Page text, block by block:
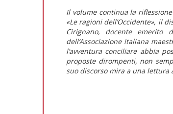
Il volume continua la
«Le ragioni dell’Occidente», il
Cirignano, docente emerito
dell’Associazione italiana
l’avventura conciliare abbia
proposte dirompenti, non
suo discorso mira a una lettura